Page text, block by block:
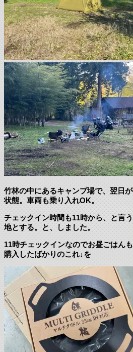
竹林の中にあるキャンプ場で、翌日
状態。車両も乗り入れOK。
チェックイン時間も11時から、と言
地とする。と、しました。
11時チェックインなのでお昼ごはん
購入したばかりのこれ↓を